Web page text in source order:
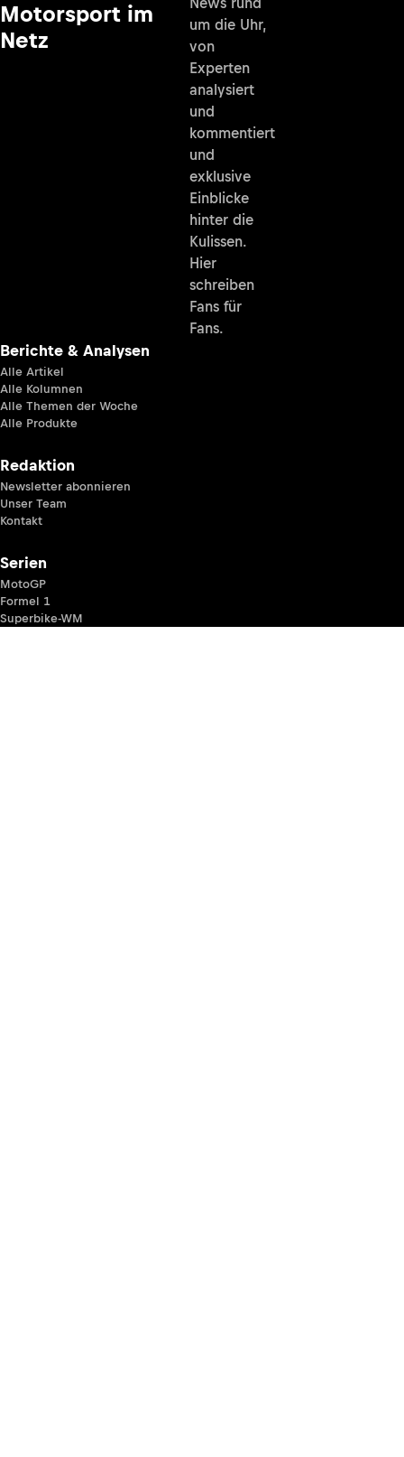
Motorsport im
Netz
um die Uhr,
von
Experten
analysiert
und
kommentiert
und
exklusive
Einblicke
hinter die
Kulissen.
Hier
schreiben
Fans für
Fans.
Berichte & Analysen
Alle Artikel
Alle Kolumnen
Alle Themen der Woche
Alle Produkte
Redaktion
Newsletter abonnieren
Unser Team
Kontakt
Serien
MotoGP
Formel 1
Superbike-WM